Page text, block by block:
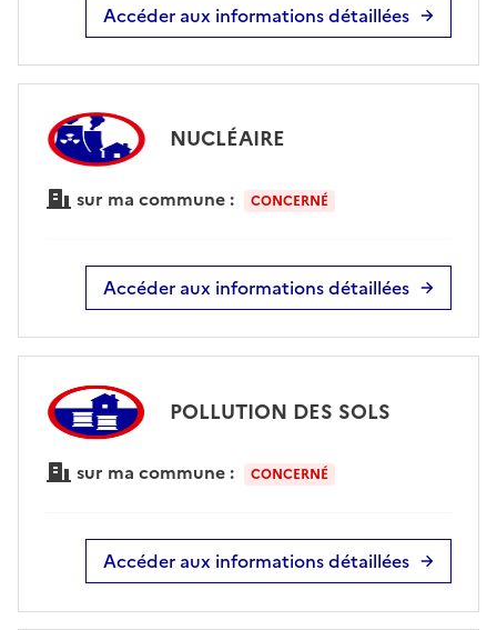
Accéder aux informations détaillées
NUCLÉAIRE
sur ma commune : CONCERNÉ
Accéder aux informations détaillées
POLLUTION DES SOLS
sur ma commune : CONCERNÉ
Accéder aux informations détaillées